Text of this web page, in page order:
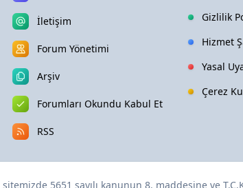
İletişim
Forum Yönetimi
Arşiv
Forumları Okundu Kabul Et
RSS
Gizlilik
Hizmet
Yasal
Çerez
sitemizde 5651 sayılı kanunun 8. maddesine ve